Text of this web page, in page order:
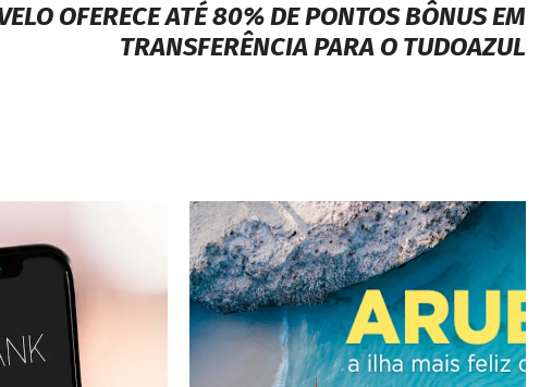
OFERECE ATÉ 80% DE PONTOS BÔNUS EM
TRANSFERÊNCIA PARA O TUDOAZUL